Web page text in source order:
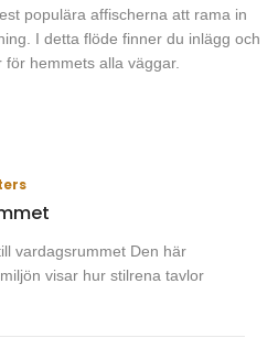
populära affischerna att rama in
I detta flöde finner du inlägg och
hemmets alla väggar.
vardagsrummet Den här
visar hur stilrena tavlor